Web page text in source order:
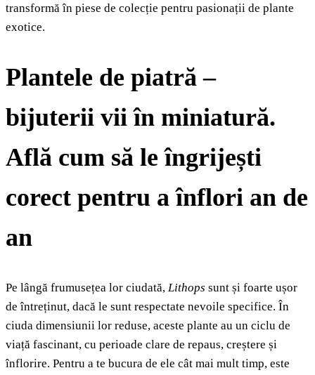
transformă în piese de colecție pentru pasionații de plante
exotice.
Plantele de piatră –
bijuterii vii în miniatură.
Află cum să le îngrijești
corect pentru a înflori an de
an
Pe lângă frumusețea lor ciudată, Lithops sunt și foarte ușor
de întreținut, dacă le sunt respectate nevoile specifice. În
ciuda dimensiunii lor reduse, aceste plante au un ciclu de
viață fascinant, cu perioade clare de repaus, creștere și
înflorire. Pentru a te bucura de ele cât mai mult timp, este